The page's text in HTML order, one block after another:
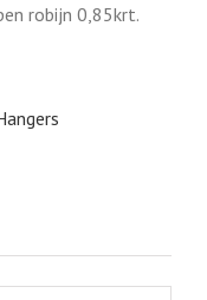
robijn 0,85krt.